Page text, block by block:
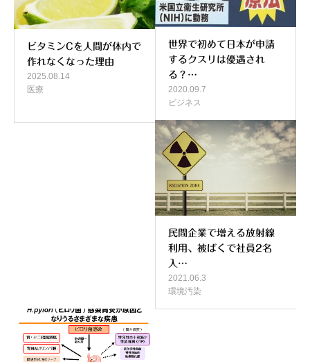
ビタミンCを人間が体内で
作れなくなった理由
2025.08.14
医療
世界で初めて日本が申請
するクスリは優遇され
る？…
2020.09.7
ビジネス
民間企業で増える放射線
利用、被ばくで社員2名
入…
2021.06.3
環境汚染